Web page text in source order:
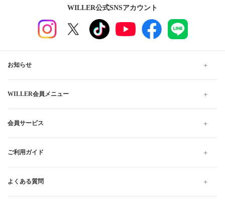
WILLER公式SNSアカウント
お知らせ
WILLER会員メニュー
会員サービス
ご利用ガイド
よくある質問